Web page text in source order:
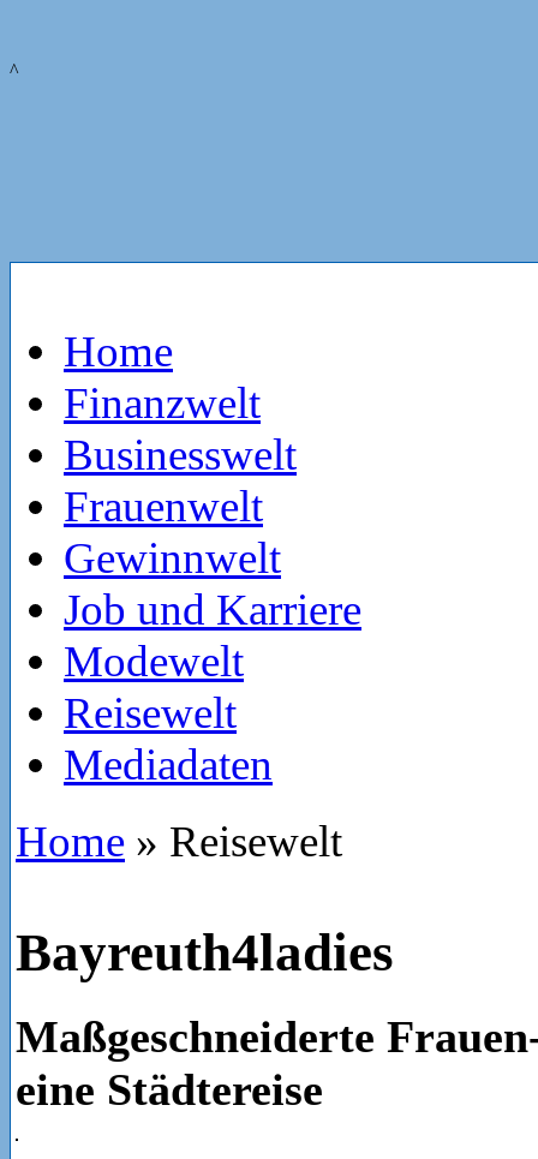
^
Home
Finanzwelt
Businesswelt
Frauenwelt
Gewinnwelt
Job und Karriere
Modewelt
Reisewelt
Mediadaten
Home » Reisewelt
Bayreuth4ladies
Maßgeschneiderte
eine Städtereise